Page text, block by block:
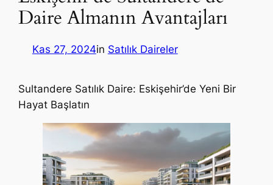
Daire Almanın Avantajları
Kas 27, 2024in Satılık Daireler
Sultandere Satılık Daire: Eskişehir’de Yeni Bir
Hayat Başlatın